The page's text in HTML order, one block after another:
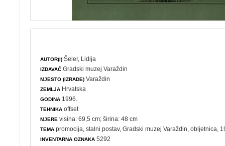
AUTOR(I) Šeler, Lidija
IZDAVAČ Gradski muzej Varaždin
MJESTO (IZRADE) Varaždin
ZEMLJA Hrvatska
GODINA 1996.
TEHNIKA offset
MJERE visina: 69,5 cm; širina: 48 cm
TEMA promocija ,stalni postav, Gradski muzej Varaždin,obljetnica ,
INVENTARNA OZNAKA 5292